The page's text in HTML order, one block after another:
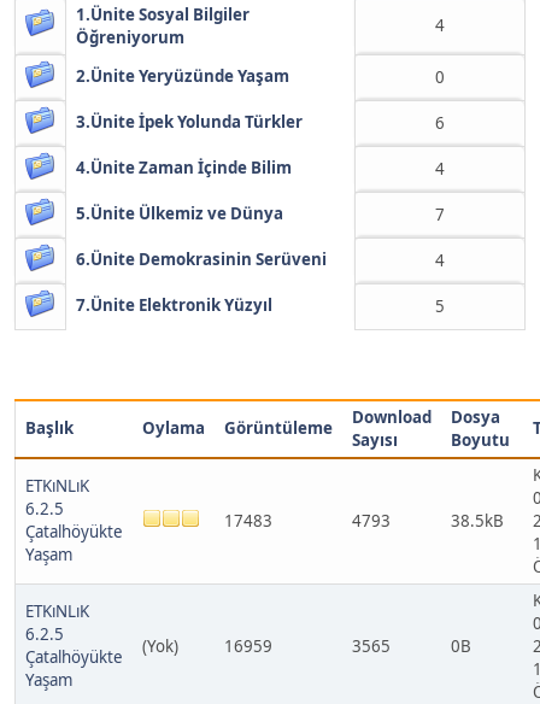
1.Ünite Sosyal Bilgiler
Öğreniyorum
4
2.Ünite Yeryüzünde Yaşam 0
3.Ünite İpek Yolunda Türkler 6
4.Ünite Zaman İçinde Bilim 4
5.Ünite Ülkemiz ve Dünya 7
6.Ünite Demokrasinin Serüveni 4
7.Ünite Elektronik Yüzyıl 5
Başlık Oylama Görüntüleme
Download
Sayısı
Dosya
Boyutu
ETKıNLıK
6.2.5
Çatalhöyükte
Yaşam
17483 4793 38.5kB
ETKıNLıK
6.2.5
Çatalhöyükte
Yaşam
(Yok) 16959 3565 0B